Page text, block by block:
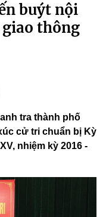
buýt nội
thông
tra thành phố
cử tri chuẩn bị Kỳ
nhiệm kỳ 2016 -